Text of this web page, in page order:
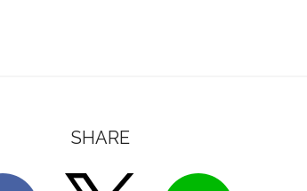
SHARE